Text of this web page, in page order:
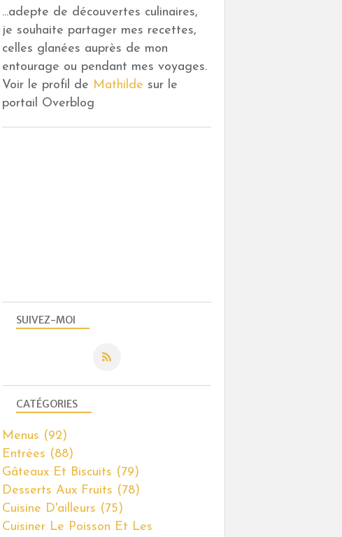
SUIVEZ-MOI
...adepte de découvertes culinaires,
je souhaite partager mes recettes,
celles glanées auprès de mon
entourage ou pendant mes voyages.
Voir le profil de Mathilde sur le
portail Overblog
CATÉGORIES
Menus (92)
Entrées (88)
Gâteaux Et Biscuits (79)
Desserts Aux Fruits (78)
Cuisine D'ailleurs (75)
Cuisiner Le Poisson Et Les